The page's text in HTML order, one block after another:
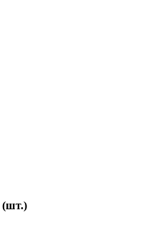
(шт.)